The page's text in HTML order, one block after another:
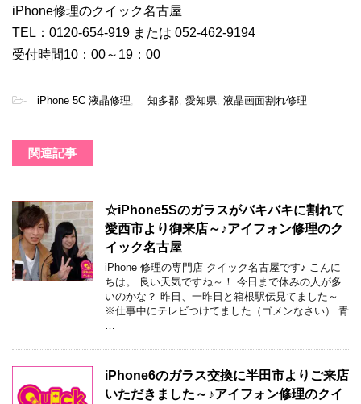
iPhone修理のクイック名古屋
TEL：0120-654-919 または 052-462-9194
受付時間10：00～19：00
- iPhone 5C 液晶修理 知多郡 愛知県 液晶画面割れ修理
関連記事
☆iPhone5Sのガラスがバキバキに割れて
愛西市より御来店～♪アイフォン修理のク
イック名古屋
iPhone 修理の専門店 クイック名古屋です♪ こんに
ちは。 良い天気ですね～！ 今日まで休みの人が多
いのかな？ 昨日、一昨日と箱根駅伝見てました～
※仕事中にテレビつけてました（ゴメンなさい） 青
iPhone6のガラス交換に半田市よりご来店
いただきました～♪アイフォン修理のクイ